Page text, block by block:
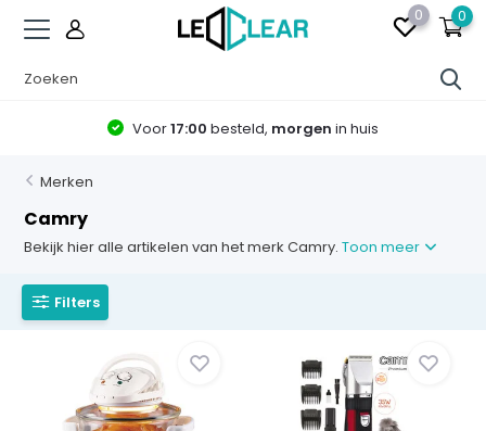
0 0
Voor17:00 besteld, morgen in huis
Merken
Camry
Bekijk hier alle artikelen van het merk Camry.Toon meer
Filters